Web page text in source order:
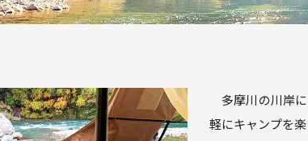
多摩川の川岸
軽にキャンプを